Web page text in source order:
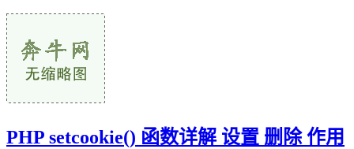
PHP setcookie() 函数详解 设置 删除 作用